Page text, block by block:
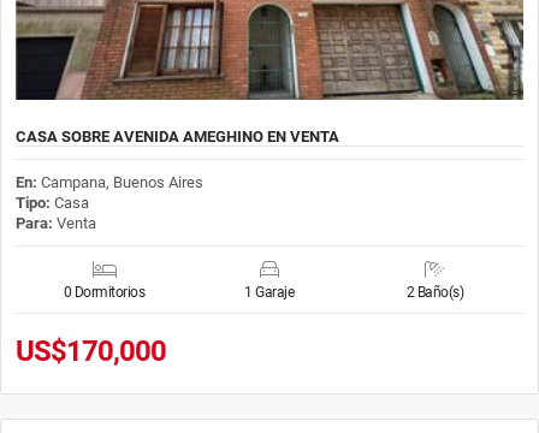
CASA SOBRE AVENIDA AMEGHINO EN VENTA
En: Campana, Buenos Aires
Tipo: Casa
Para: Venta
0 Dormitorios 1 Garaje 2 Baño(s)
US$170,000